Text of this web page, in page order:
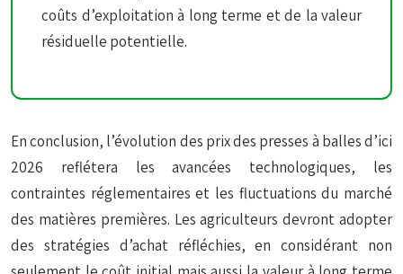
coûts d’exploitation à long terme et de la valeur
résiduelle potentielle.
En conclusion, l’évolution des prix des presses à balles d’ici
2026 reflétera les avancées technologiques, les
contraintes réglementaires et les fluctuations du marché
des matières premières. Les agriculteurs devront adopter
des stratégies d’achat réfléchies, en considérant non